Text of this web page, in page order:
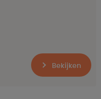
Bekijken